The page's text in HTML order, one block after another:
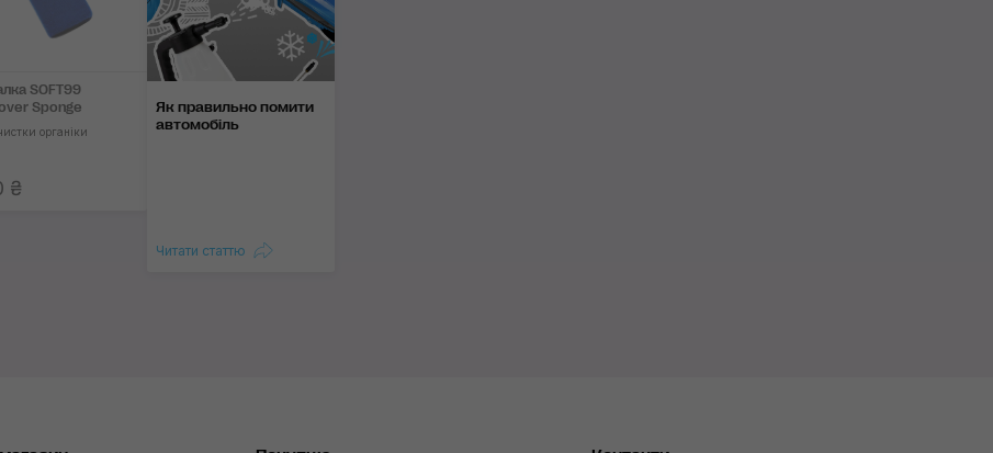
SOFT99
Sponge
органіки
₴
Як правильно помити
автомобіль
Читати статтю